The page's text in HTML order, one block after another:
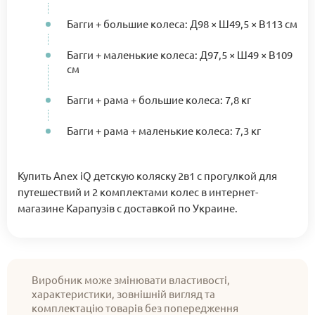
Багги + большие колеса: Д98 × Ш49,5 × В113 см
Багги + маленькие колеса: Д97,5 × Ш49 × В109
см
Багги + рама + большие колеса: 7,8 кг
Багги + рама + маленькие колеса: 7,3 кг
Купить Anex iQ детскую коляску 2в1 с прогулкой для
путешествий и 2 комплектами колес в интернет-
магазине Карапузів с доставкой по Украине.
Виробник може змінювати властивості,
характеристики, зовнішній вигляд та
комплектацію товарів без попередження